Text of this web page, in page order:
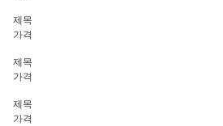
제목
가격
제목
가격
제목
가격